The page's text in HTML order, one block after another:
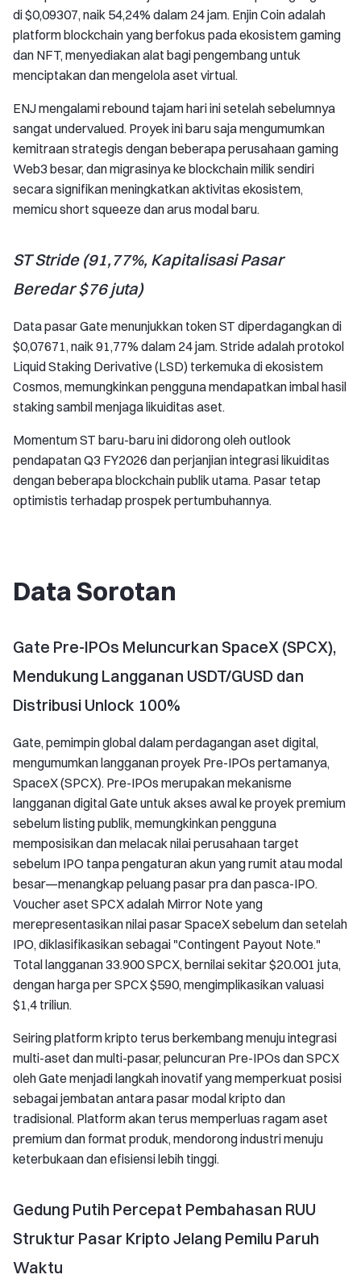
di $0,09307, naik 54,24% dalam 24 jam. Enjin Coin adalah
platform blockchain yang berfokus pada ekosistem gaming
dan NFT, menyediakan alat bagi pengembang untuk
menciptakan dan mengelola aset virtual.
ENJ mengalami rebound tajam hari ini setelah sebelumnya
sangat undervalued. Proyek ini baru saja mengumumkan
kemitraan strategis dengan beberapa perusahaan gaming
Web3 besar, dan migrasinya ke blockchain milik sendiri
secara signifikan meningkatkan aktivitas ekosistem,
memicu short squeeze dan arus modal baru.
ST Stride (91,77%, Kapitalisasi Pasar
Beredar $76 juta)
Data pasar Gate menunjukkan token ST diperdagangkan di
$0,07671, naik 91,77% dalam 24 jam. Stride adalah protokol
Liquid Staking Derivative (LSD) terkemuka di ekosistem
Cosmos, memungkinkan pengguna mendapatkan imbal hasil
staking sambil menjaga likuiditas aset.
Momentum ST baru-baru ini didorong oleh outlook
pendapatan Q3 FY2026 dan perjanjian integrasi likuiditas
dengan beberapa blockchain publik utama. Pasar tetap
optimistis terhadap prospek pertumbuhannya.
Data Sorotan
Gate Pre-IPOs Meluncurkan SpaceX (SPCX),
Mendukung Langganan USDT/GUSD dan
Distribusi Unlock 100%
Gate, pemimpin global dalam perdagangan aset digital,
mengumumkan langganan proyek Pre-IPOs pertamanya,
SpaceX (SPCX). Pre-IPOs merupakan mekanisme
langganan digital Gate untuk akses awal ke proyek premium
sebelum listing publik, memungkinkan pengguna
memposisikan dan melacak nilai perusahaan target
sebelum IPO tanpa pengaturan akun yang rumit atau modal
besar—menangkap peluang pasar pra dan pasca-IPO.
Voucher aset SPCX adalah Mirror Note yang
merepresentasikan nilai pasar SpaceX sebelum dan setelah
IPO, diklasifikasikan sebagai "Contingent Payout Note."
Total langganan 33.900 SPCX, bernilai sekitar $20.001 juta,
dengan harga per SPCX $590, mengimplikasikan valuasi
$1,4 triliun.
Seiring platform kripto terus berkembang menuju integrasi
multi-aset dan multi-pasar, peluncuran Pre-IPOs dan SPCX
oleh Gate menjadi langkah inovatif yang memperkuat posisi
sebagai jembatan antara pasar modal kripto dan
tradisional. Platform akan terus memperluas ragam aset
premium dan format produk, mendorong industri menuju
keterbukaan dan efisiensi lebih tinggi.
Gedung Putih Percepat Pembahasan RUU
Struktur Pasar Kripto Jelang Pemilu Paruh
Waktu